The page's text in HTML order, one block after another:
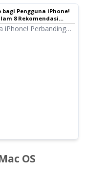
bagi Pengguna iPhone!
8 Rekomendasi
Otomatis
iPhone! Perbandingan
OS